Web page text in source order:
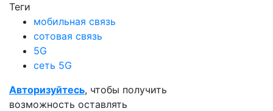
Теги
мобильная связь
сотовая связь
5G
сеть 5G
Авторизуйтесь, чтобы получить
возможность оставлять